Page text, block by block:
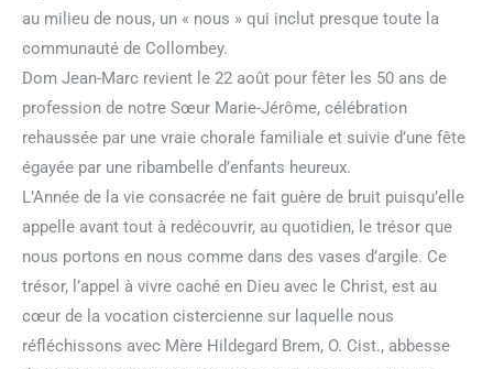
au milieu de nous, un « nous » qui inclut presque toute la
communauté de Collombey.
Dom Jean-Marc revient le 22 août pour fêter les 50 ans de
profession de notre Sœur Marie-Jérôme, célébration
rehaussée par une vraie chorale familiale et suivie d’une fête
égayée par une ribambelle d’enfants heureux.
L’Année de la vie consacrée ne fait guère de bruit puisqu’elle
appelle avant tout à redécouvrir, au quotidien, le trésor que
nous portons en nous comme dans des vases d’argile. Ce
trésor, l’appel à vivre caché en Dieu avec le Christ, est au
cœur de la vocation cistercienne sur laquelle nous
réfléchissons avec Mère Hildegard Brem, O. Cist., abbesse